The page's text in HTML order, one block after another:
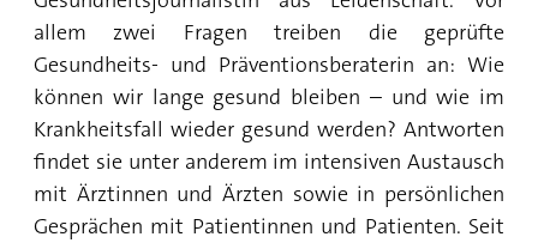
Wie viel Kalorien hat Couscous? So gesund ist
er
Low-Carb-Frühstück mit Haferflocken: 5 Tipps
Ist Porridge gesund? 3 Fakten zum
Frühstückstrend Haferbrei
allem zwei Fragen treiben die geprüfte
Gesundheits- und Präventionsberaterin an: Wie
können wir lange gesund bleiben – und wie im
Krankheitsfall wieder gesund werden? Antworten
findet sie unter anderem im intensiven Austausch
mit Ärztinnen und Ärzten sowie in persönlichen
Gesprächen mit Patientinnen und Patienten. Seit